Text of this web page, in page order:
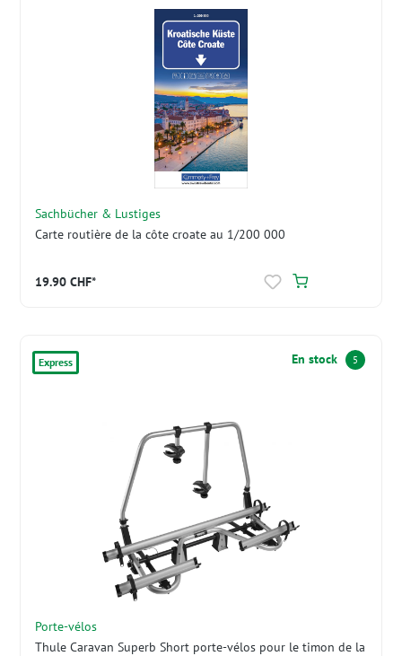
Sachbücher & Lustiges
Carte routière de la côte croate au 1/200 000
19.90 CHF*
Express En stock 5
Porte-vélos
Thule Caravan Superb Short porte-vélos pour le timon de la